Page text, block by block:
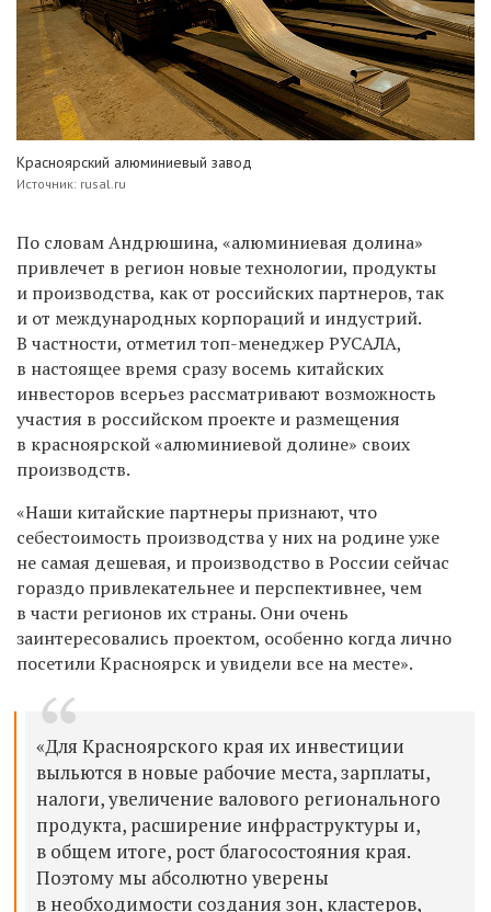
Красноярский алюминиевый завод
Источник: rusal.ru
По словам Андрюшина, «алюминиевая долина»
привлечет в регион новые технологии, продукты
и производства, как от российских партнеров, так
и от международных корпораций и индустрий.
В частности, отметил топ-менеджер РУСАЛА,
в настоящее время сразу восемь китайских
инвесторов всерьез рассматривают возможность
участия в российском проекте и размещения
в красноярской «алюминиевой долине» своих
производств.
«Наши китайские партнеры признают, что
себестоимость производства у них на родине уже
не самая дешевая, и производство в России сейчас
гораздо привлекательнее и перспективнее, чем
в части регионов их страны. Они очень
заинтересовались проектом, особенно когда лично
посетили Красноярск и увидели все на месте».
«Для Красноярского края их инвестиции
выльются в новые рабочие места, зарплаты,
налоги, увеличение валового регионального
продукта, расширение инфраструктуры и,
в общем итоге, рост благосостояния края.
Поэтому мы абсолютно уверены
в необходимости создания зон, кластеров,